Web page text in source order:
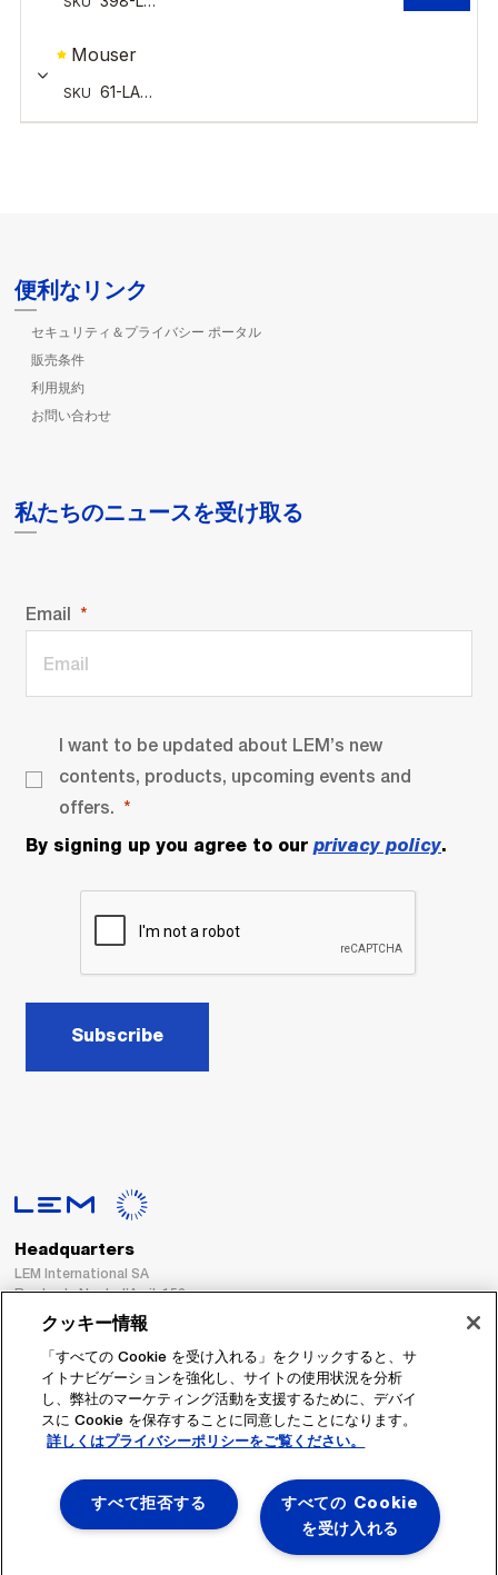
便利なリンク
セキュリティ＆プライバシー ポータル
販売条件
利用規約
お問い合わせ
私たちのニュースを受け取る
Email
I want to be updated about LEM’s new
contents, products, upcoming events and
offers.
By signing up you agree to our privacy policy.
Subscribe
Headquarters
LEM International SA
Route du Nant-d’Avril, 152
1217 Meyrin
Switzerland
Tel. :
+41 22 706 11 11
Fax : +41 22 794 94 78
フォローする
クッキー情報
「すべての Cookie を受け入れる」をクリックすると、サ
イトナビゲーションを強化し、サイトの使用状況を分析
し、弊社のマーケティング活動を支援するために、デバイ
スに Cookie を保存することに同意したことになります。
詳しくはプライバシーポリシーをご覧ください。
すべての Cookie
を受け入れる
すべて拒否する